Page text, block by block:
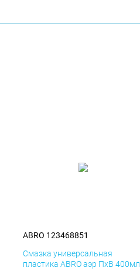
ABRO 123468851
Смазка универсальная
пластика ABRO аэр ПхВ 400мл